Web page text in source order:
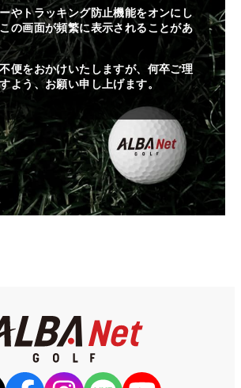
やトラッキング防止機能をオンにし
の画面が頻繁に表示されることがあ
便をおかけいたしますが、何卒ご理
よう、お願い申し上げます。